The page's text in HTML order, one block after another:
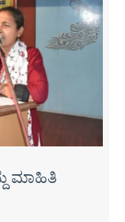
ಮಾಹಿತಿ